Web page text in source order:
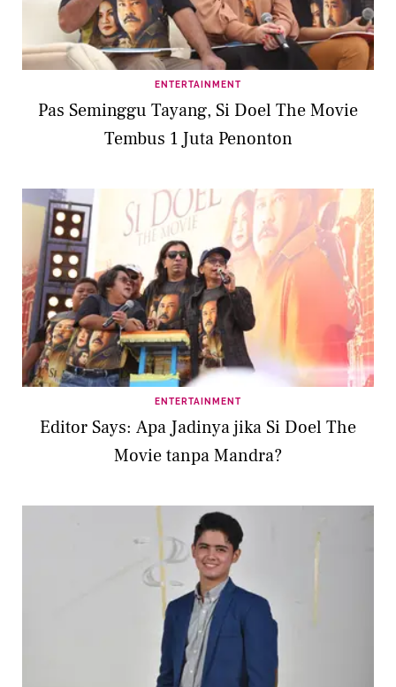
ENTERTAINMENT
Pas Seminggu Tayang, Si Doel The Movie
Tembus 1 Juta Penonton
ENTERTAINMENT
Editor Says: Apa Jadinya jika Si Doel The
Movie tanpa Mandra?